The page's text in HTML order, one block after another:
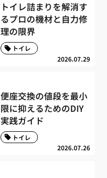
トイレ詰まりを解消す
るプロの機材と自力修
理の限界
2026.07.29
トイレ
便座交換の値段を最小
限に抑えるためのDIY
実践ガイド
2026.07.26
トイレ